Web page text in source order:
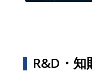
R&D・